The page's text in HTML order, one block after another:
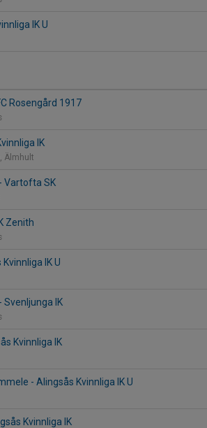
IK U
Rosengård 1917
IK
Älmhult
Vartofta SK
Zenith
IK U
Svenljunga IK
Kvinnliga IK
- Alingsås Kvinnliga IK U
Kvinnliga IK